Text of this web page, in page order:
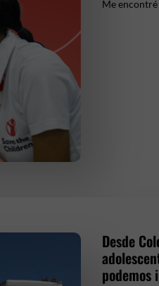
Me encontré
Desde
podemos